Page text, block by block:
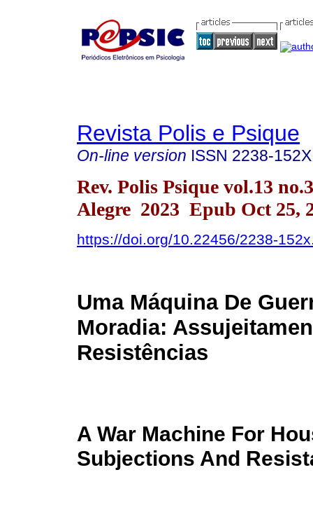
Revista Polis e Psique
On-line version ISSN 2238-152X
Rev. Polis Psique vol.13
Alegre 2023 Epub Oct 25,
https://doi.org/10.22456/2238-
Uma Máquina De
Moradia:
Resistências
A War Machine For
Subjections And